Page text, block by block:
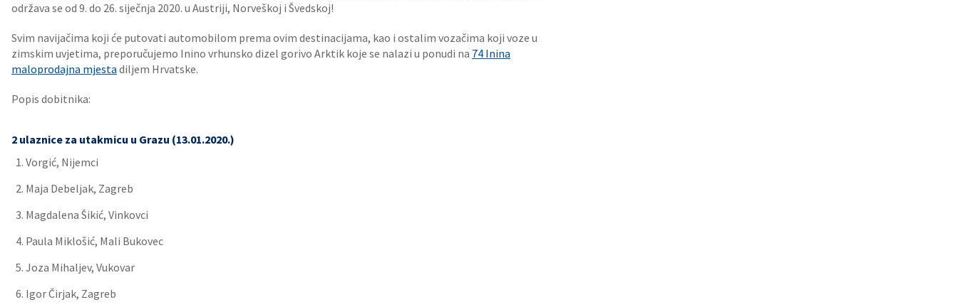
održava se od 9. do 26. siječnja 2020. u Austriji, Norveškoj i Švedskoj!
Svim navijačima koji će putovati automobilom prema ovim destinacijama, kao i ostalim vozačima koji voze u
zimskim uvjetima, preporučujemo Inino vrhunsko dizel gorivo Arktik koje se nalazi u ponudi na 74 Inina
maloprodajna mjesta diljem Hrvatske.
Popis dobitnika:
2 ulaznice za utakmicu u Grazu (13.01.2020.)
Vorgić, Nijemci
Maja Debeljak, Zagreb
Magdalena Šikić, Vinkovci
Paula Miklošić, Mali Bukovec
Joza Mihaljev, Vukovar
Igor Čirjak, Zagreb